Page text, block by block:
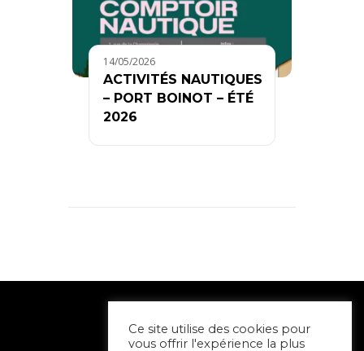
14/05/2026
ACTIVITÉS NAUTIQUES
– PORT BOINOT – ÉTÉ
2026
Ce site utilise des cookies pour
vous offrir l'expérience la plus